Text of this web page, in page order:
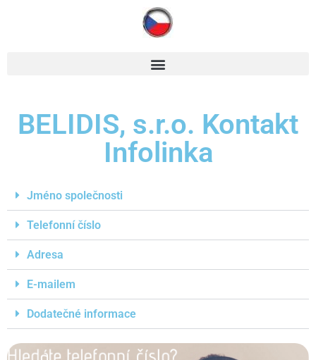
BELIDIS, s.r.o. Kontakt
Infolinka
Jméno společnosti
Telefonní číslo
Adresa
E-mailem
Dodatečné informace